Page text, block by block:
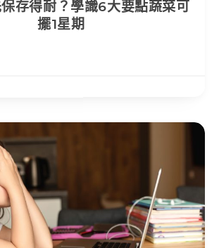
存得耐？學識6大要點蔬菜可
擺1星期